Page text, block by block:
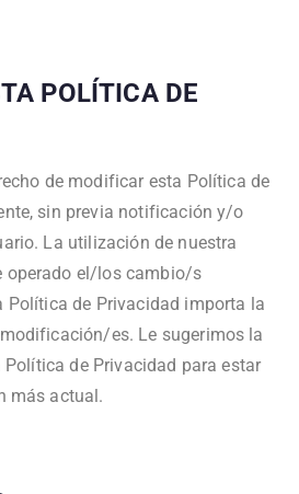
POLÍTICA DE
de modificar esta Política de
sin previa notificación y/o
La utilización de nuestra
operado el/los cambio/s
de Privacidad importa la
es. Le sugerimos la
de Privacidad para estar
más actual.